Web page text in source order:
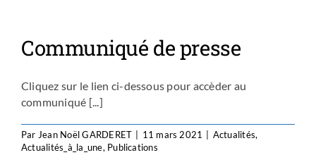
Communiqué de presse
Cliquez sur le lien ci-dessous pour accèder au
communiqué [...]
Par Jean Noël GARDERET 11 mars 2021 Actualités,
Actualités_à_la_une, Publications